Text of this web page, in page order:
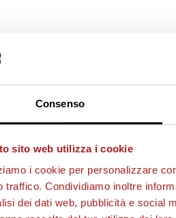
Consenso
sito web utilizza i cookie
i cookie per personalizzare
traffico. Condividiamo inoltre
dei dati web, pubblicità e social